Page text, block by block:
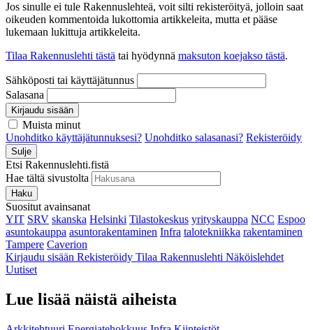
Jos sinulle ei tule Rakennuslehteä, voit silti rekisteröityä, jolloin saat
oikeuden kommentoida lukottomia artikkeleita, mutta et pääse
lukemaan lukittuja artikkeleita.
Tilaa Rakennuslehti tästä tai hyödynnä maksuton koejakso tästä.
Sähköposti tai käyttäjätunnus
Salasana
Kirjaudu sisään
Muista minut
Unohditko käyttäjätunnuksesi? Unohditko salasanasi? Rekisteröidy
Sulje
Etsi Rakennuslehti.fistä
Hae tältä sivustolta
Haku
Suositut avainsanat
YIT SRV skanska Helsinki Tilastokeskus yrityskauppa NCC Espoo
asuntokauppa asuntorakentaminen Infra talotekniikka rakentaminen
Tampere Caverion
Kirjaudu sisään Rekisteröidy Tilaa Rakennuslehti Näköislehdet
Uutiset
Lue lisää näistä aiheista